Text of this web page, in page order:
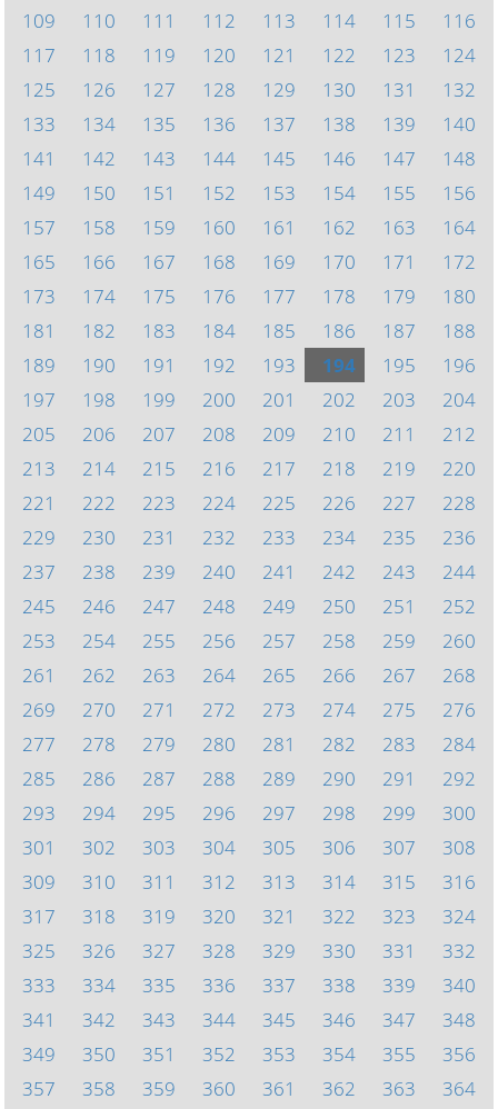
109
110 111 112 113 114 115
116
117
118 119 120 121 122 123
124
125
126 127 128 129 130 131
132
133
134 135 136 137 138 139
140
141
142 143 144 145 146 147
148
149
150 151 152 153 154 155
156
157
158 159 160 161 162 163
164
165
166 167 168 169 170 171
172
173
174 175 176 177 178 179
180
181
182 183 184 185 186 187
188
189
190 191 192 193 194 195
196
197
198 199 200 201 202 203
204
205
206 207 208 209 210 211
212
213
214 215 216 217 218 219
220
221
222 223 224 225 226 227
228
229
230 231 232 233 234 235
236
237
238 239 240 241 242 243
244
245
246 247 248 249 250 251
252
253
254 255 256 257 258 259
260
261
262 263 264 265 266 267
268
269
270 271 272 273 274 275
276
277
278 279 280 281 282 283
284
285
286 287 288 289 290 291
292
293
294 295 296 297 298 299
300
301
302 303 304 305 306 307
308
309
310 311 312 313 314 315
316
317
318 319 320 321 322 323
324
325
326 327 328 329 330 331
332
333
334 335 336 337 338 339
340
341
342 343 344 345 346 347
348
349
350 351 352 353 354 355
356
357
358 359 360 361 362 363 364